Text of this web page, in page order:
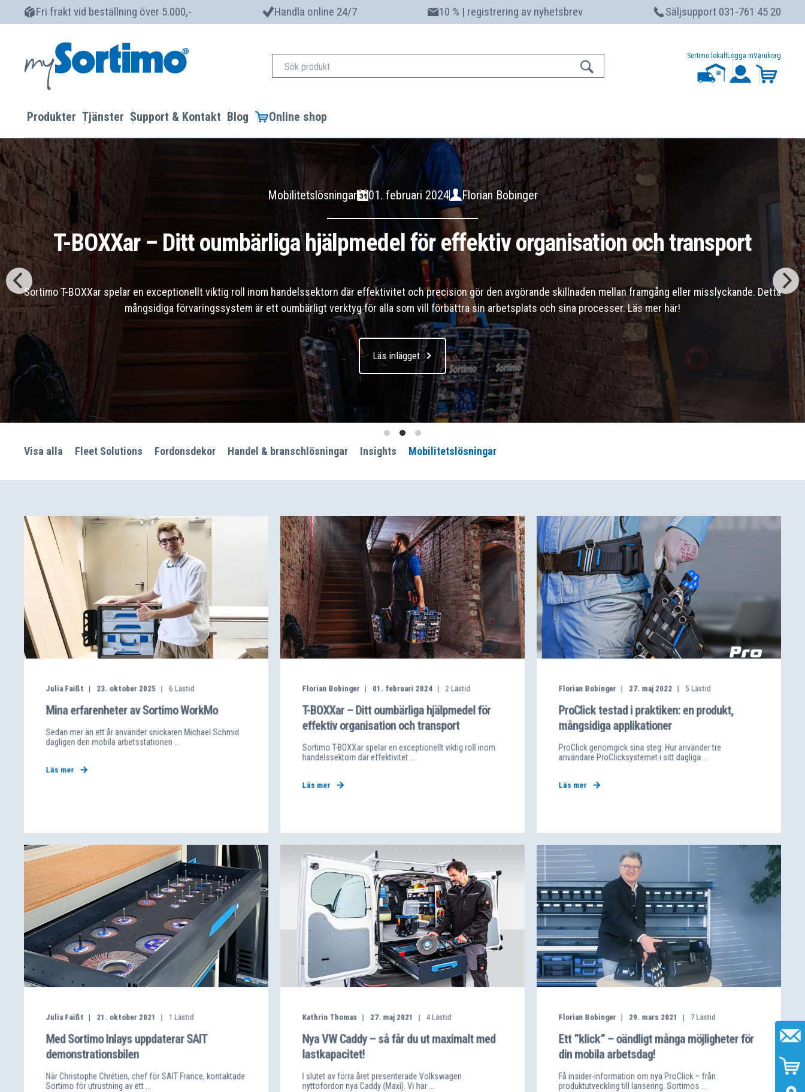
Fri frakt vid beställning över 5.000,- Handla online 24/7 10 % | registrering av nyhetsbrev Säljsupport 031-761 45 20
Sortimo lokaltLogga inVarukorg
Produkter Tjänster Support & Kontakt Blog Online shop
Mobilitetslösningar 01. februari 2024 Florian Bobinger
T-BOXXar – Ditt oumbärliga hjälpmedel för effektiv organisation och transport
Sortimo T-BOXXar spelar en exceptionellt viktig roll inom handelssektorn där effektivitet och precision gör den avgörande skillnaden mellan framgång eller misslyckande. Detta
mångsidiga förvaringssystem är ett oumbärligt verktyg för alla som vill förbättra sin arbetsplats och sina processer. Läs mer här!
Läs inlägget
Visa alla Fleet Solutions Fordonsdekor Handel & branschlösningar Insights Mobilitetslösningar
Julia Faißt 23. oktober 2025 6Lästid
Mina erfarenheter av Sortimo WorkMo
Sedan mer än ett år använder snickaren Michael Schmid
dagligen den mobila arbetsstationen ...
Läs mer
Florian Bobinger 01. februari 2024 2 Lästid
T-BOXXar – Ditt oumbärliga hjälpmedel för
effektiv organisation och transport
Sortimo T-BOXXar spelar en exceptionellt viktig roll inom
handelssektorn där effektivitet ...
Läs mer
Florian Bobinger 27. maj 2022 5 Lästid
ProClick testad i praktiken: en produkt,
mångsidiga applikationer
ProClick genomgick sina steg: Hur använder tre
användare ProClicksystemet i sitt dagliga ...
Läs mer
Julia Faißt 21. oktober 2021 1 Lästid
Med Sortimo Inlays uppdaterar SAIT
demonstrationsbilen
När Christophe Chrétien, chef för SAIT France, kontaktade
Sortimo för utrustning av ett ...
Kathrin Thomas 27. maj 2021 4Lästid
Nya VW Caddy – så får du ut maximalt med
lastkapacitet!
I slutet av förra året presenterade Volkswagen
nyttofordon nya Caddy (Maxi). Vi har ...
Florian Bobinger 29. mars 2021 7Lästid
Ett ”klick” – oändligt många möjligheter för
din mobila arbetsdag!
Få insider-information om nya ProClick – från
produktutveckling till lansering. Sortimos ...